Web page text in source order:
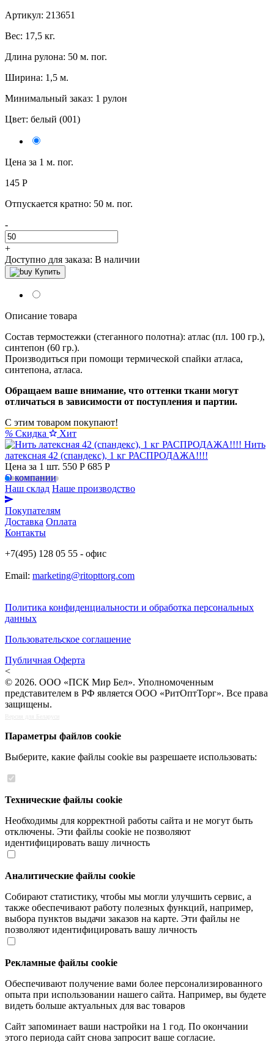
Артикул: 213651
Вес: 17,5 кг.
Длина рулона: 50 м. пог.
Ширина: 1,5 м.
Минимальный заказ: 1 рулон
Цвет: белый (001)
Цена за 1 м. пог.
145 Р
Отпускается кратно: 50 м. пог.
-
+
Доступно для заказа: В наличии
Купить
Описание товара
Состав термостежки (стеганного полотна): атлас (пл. 100 гр.),
синтепон (60 гр.).
Производиться при помощи термической спайки атласа,
синтепона, атласа.
Обращаем ваше внимание, что оттенки ткани могут
отличаться в зависимости от поступления и партии.
С этим товаром покупают!
% Скидка
Хит
Нить
латексная 42 (спандекс), 1 кг РАСПРОДАЖА!!!!
Цена за 1 шт. 550 Р 685 P
О компании
Наш склад Наше производство
Покупателям
Доставка Оплата
Контакты
+7(495) 128 05 55 - офис
Email: marketing@ritopttorg.com
Политика конфиденциальности и обработка персональных
данных
Пользовательское соглашение
Публичная Оферта
<
© 2026. ООО «ПСК Мир Бел». Уполномоченным
представителем в РФ является ООО «РитОптТорг». Все права
защищены.
Версия для Беларуси
Параметры файлов cookie
Выберите, какие файлы cookie вы разрешаете использовать:
Технические файлы cookie
Необходимы для корректной работы сайта и не могут быть
отключены. Эти файлы cookie не позволяют
идентифицировать вашу личность
Аналитические файлы cookie
Собирают статистику, чтобы мы могли улучшить сервис, а
также обеспечивают работу полезных функций, например,
выбора пунктов выдачи заказов на карте. Эти файлы не
позволяют идентифицировать вашу личность
Рекламные файлы cookie
Обеспечивают получение вами более персонализированного
опыта при использовании нашего сайта. Например, вы будете
видеть больше актуальных для вас товаров
Сайт запоминает ваши настройки на 1 год. По окончании
этого периода сайт снова запросит ваше согласие.